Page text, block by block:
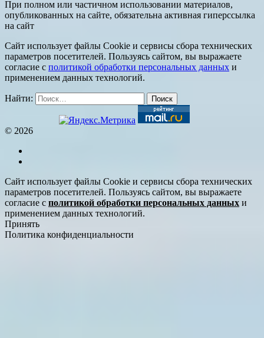
При полном или частичном использовании материалов,
опубликованных на сайте, обязательна активная гиперссылка
на сайт
Сайт использует файлы Cookie и сервисы сбора технических
параметров посетителей. Пользуясь сайтом, вы выражаете
согласие с политикой обработки персональных данных и
применением данных технологий.
Найти:
© 2026
Сайт использует файлы Cookie и сервисы сбора технических
параметров посетителей. Пользуясь сайтом, вы выражаете
согласие с политикой обработки персональных данных и
применением данных технологий.
Принять
Политика конфиденциальности